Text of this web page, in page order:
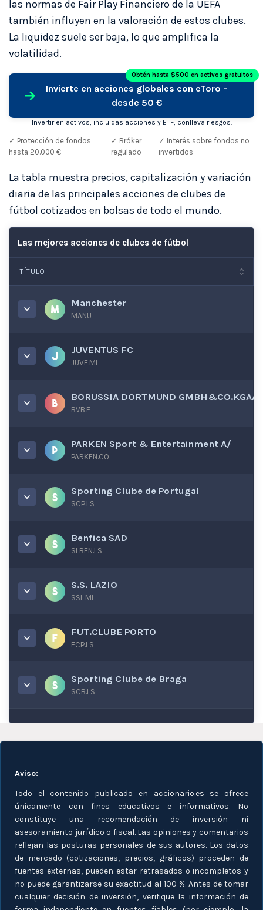
las normas de Fair Play Financiero de la UEFA
también influyen en la valoración de estos clubes.
La liquidez suele ser baja, lo que amplifica la
volatilidad.
Invierte en acciones globales con eToro -
desde 50 €
Obtén hasta $500 en activos gratuitos
Invertir en activos, incluidas acciones y ETF, conlleva riesgos.
✓ Protección de fondos
hasta 20.000 €
✓ Bróker
regulado
✓ Interés sobre fondos no
invertidos
La tabla muestra precios, capitalización y variación
diaria de las principales acciones de clubes de
fútbol cotizados en bolsas de todo el mundo.
Las mejores acciones de clubes de fútbol
TÍTULO
Manchester
MANU
JUVENTUS FC
JUVE.MI
BORUSSIA DORTMUND GMBH&CO.KGAAI
BVB.F
PARKEN Sport & Entertainment A/
PARKEN.CO
Sporting Clube de Portugal
SCP.LS
Benfica SAD
SLBEN.LS
S.S. LAZIO
SSL.MI
FUT.CLUBE PORTO
FCP.LS
Sporting Clube de Braga
SCB.LS
Aviso:
Todo el contenido publicado en accionario.es se ofrece
únicamente con fines educativos e informativos. No
constituye una recomendación de inversión ni
asesoramiento jurídico o fiscal. Las opiniones y comentarios
reflejan las posturas personales de sus autores. Los datos
de mercado (cotizaciones, precios, gráficos) proceden de
fuentes externas, pueden estar retrasados o incompletos y
no puede garantizarse su exactitud al 100 %. Antes de tomar
cualquier decisión de inversión, verifique la información de